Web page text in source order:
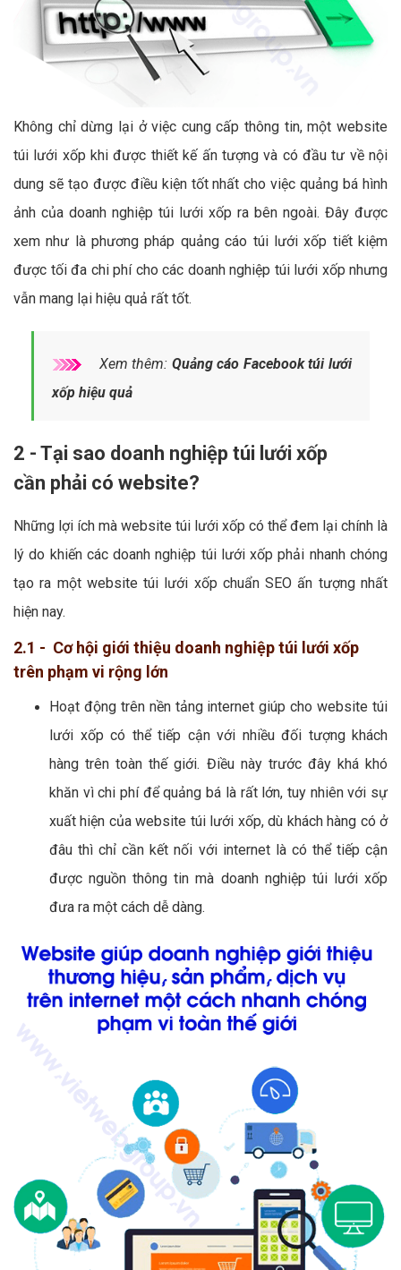
Không chỉ dừng lại ở việc cung cấp thông tin, một website
túi lưới xốp khi được thiết kế ấn tượng và có đầu tư về nội
dung sẽ tạo được điều kiện tốt nhất cho việc quảng bá hình
ảnh của doanh nghiệp túi lưới xốp ra bên ngoài. Đây được
xem như là phương pháp quảng cáo túi lưới xốp tiết kiệm
được tối đa chi phí cho các doanh nghiệp túi lưới xốp nhưng
vẫn mang lại hiệu quả rất tốt.
Xem thêm: Quảng cáo Facebook túi lưới
xốp hiệu quả
2 - Tại sao doanh nghiệp túi lưới xốp
cần phải có website?
Những lợi ích mà website túi lưới xốp có thể đem lại chính là
lý do khiến các doanh nghiệp túi lưới xốp phải nhanh chóng
tạo ra một website túi lưới xốp chuẩn SEO ấn tượng nhất
hiện nay.
2.1 - Cơ hội giới thiệu doanh nghiệp túi lưới xốp
trên phạm vi rộng lớn
Hoạt động trên nền tảng internet giúp cho website túi
lưới xốp có thể tiếp cận với nhiều đối tượng khách
hàng trên toàn thế giới. Điều này trước đây khá khó
khăn vì chi phí để quảng bá là rất lớn, tuy nhiên với sự
xuất hiện của website túi lưới xốp, dù khách hàng có ở
đâu thì chỉ cần kết nối với internet là có thể tiếp cận
được nguồn thông tin mà doanh nghiệp túi lưới xốp
đưa ra một cách dễ dàng.